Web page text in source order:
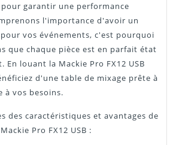
garantir une performance
l'importance d'avoir un
vos événements, c'est pourquoi
que chaque pièce est en parfait état
louant la Mackie Pro FX12 USB
d'une table de mixage prête à
à vos besoins.
des caractéristiques et avantages de
Pro FX12 USB :